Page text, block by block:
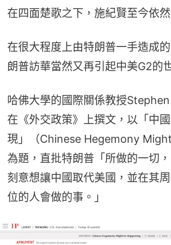
在四面楚歌之下，施紀賢至今依
在很大程度上由特朗普一手造成
朗普訪華當然又再引起中美G2的
哈佛大學的國際關係教授
在《外交政策》上撰文，以「中
現」（Chinese Hegemony
為題，直批特朗普「所做的一切
刻意想讓中國取代美國，並在其
位的人會做的事。」